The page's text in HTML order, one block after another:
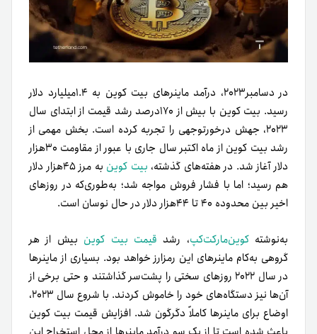
در دسامبر۲۰۲۳، درآمد ماینرهای بیت کوین به ۱.۴میلیارد دلار
رسید. بیت کوین با بیش از ۱۷۰درصد رشد قیمت از ابتدای سال
۲۰۲۳، جهش درخورتوجهی را تجربه کرده است. بخش مهمی از
رشد بیت کوین از ماه اکتبر سال جاری با عبور از مقاومت ۳۰هزار
دلار آغاز شد. در هفته‌های گذشته، بیت کوین
به مرز ۴۵هزار دلار
هم رسید؛ اما با فشار فروش مواجه شد؛ به‌طوری‌که در روزهای
اخیر بین محدوده ۴۰ تا ۴۴هزار دلار در حال نوسان است.
به‌نوشتهکوین‌مارکت‌کپ، رشد قیمت بیت کوین بیش از هر
گروهی به‌کام ماینرهای این رمزارز خواهد بود. بسیاری از ماینرها
در سال ۲۰۲۲ روزهای سختی را پشت‌سر گذاشتند و حتی برخی از
آن‌ها نیز دستگاه‌های خود را خاموش کردند. با شروع سال ۲۰۲۳،
اوضاع برای ماینرها کاملاً دگرگون شد. افزایش قیمت بیت کوین